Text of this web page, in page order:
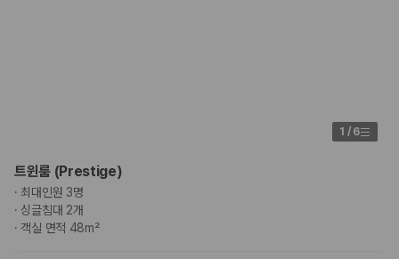
단체 여행이나 4인 이상 가족 여행에 적합하며 인원수, 짐 공간, 보
제주렌트카 보험까지 비교해야 진짜 가격비교입
니다
1 / 6
트윈룸 (Prestige)
· 최대인원 3명
·싱글침대 2개
·객실 면적 48m²